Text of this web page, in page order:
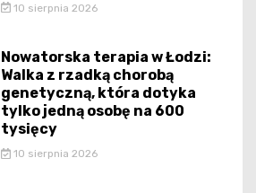
10 sierpnia 2026
Nowatorska terapia w Łodzi:
Walka z rzadką chorobą
genetyczną, która dotyka
tylko jedną osobę na 600
tysięcy
10 sierpnia 2026